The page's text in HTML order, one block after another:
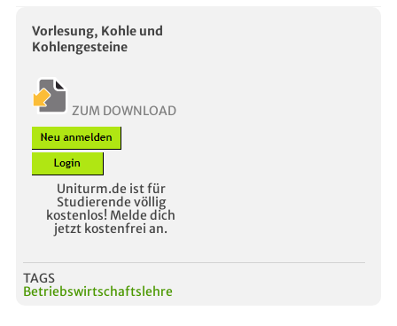
Vorlesung, Kohle und
Kohlengesteine
ZUM DOWNLOAD
Uniturm.de ist für
Studierende völlig
kostenlos! Melde dich
jetzt kostenfrei an.
TAGS
Betriebswirtschaftslehre